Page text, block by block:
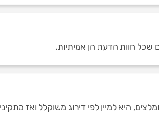
שכל חוות הדעת הן אמיתיות.
היא למיין לפי דירוג משוקלל ואז מתקיני